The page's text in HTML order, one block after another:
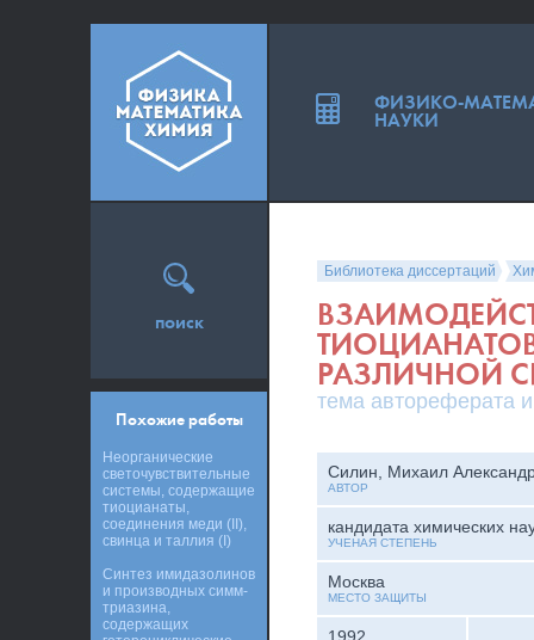
Библиотека диссертаций
РАЗЛИЧНОЙ
тема автореферата
Силин, Михаил
АВТОР
кандидата химических
УЧЕНАЯ СТЕПЕНЬ
Москва
МЕСТО ЗАЩИТЫ
поиск
Похожие работы
Неорганические
светочувствительные
системы, содержащие
тиоцианаты,
соединения меди (II),
свинца и таллия (I)
Синтез имидазолинов
и производных симм-
триазина,
содержащих
ФИЗИКО-
НАУКИ